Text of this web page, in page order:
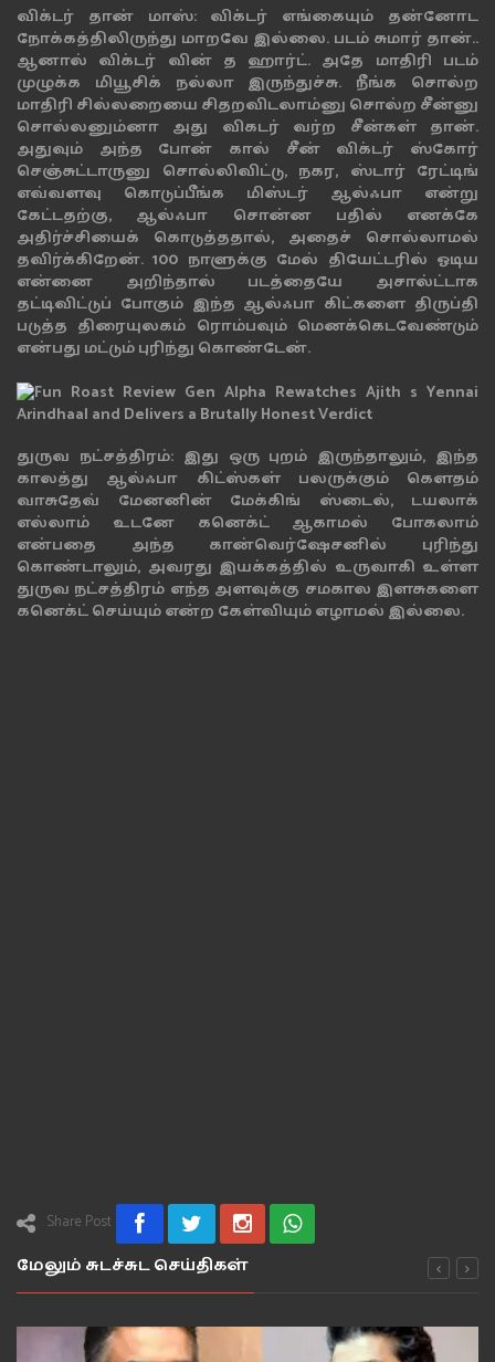
விக்டர் தான் மாஸ்: விக்டர் எங்கையும் தன்னோட
நோக்கத்திலிருந்து மாறவே இல்லை. படம் சுமார் தான்..
ஆனால் விக்டர் வின் த ஹார்ட். அதே மாதிரி படம்
முழுக்க மியூசிக் நல்லா இருந்துச்சு. நீங்க சொல்ற
மாதிரி சில்லறையை சிதறவிடலாம்னு சொல்ற சீன்னு
சொல்லனும்னா அது விகடர் வர்ற சீன்கள் தான்.
அதுவும் அந்த போன் கால் சீன் விக்டர் ஸ்கோர்
செஞ்சுட்டாருனு சொல்லிவிட்டு, நகர, ஸ்டார் ரேட்டிங்
எவ்வளவு கொடுப்பீங்க மிஸ்டர் ஆல்ஃபா என்று
கேட்டதற்கு, ஆல்ஃபா சொன்ன பதில் எனக்கே
அதிர்ச்சியைக் கொடுத்ததால், அதைச் சொல்லாமல்
தவிர்க்கிறேன். 100 நாளுக்கு மேல் தியேட்டரில் ஓடிய
என்னை அறிந்தால் படத்தையே அசால்ட்டாக
தட்டிவிட்டுப் போகும் இந்த ஆல்ஃபா கிட்களை திருப்தி
படுத்த திரையுலகம் ரொம்பவும் மெனக்கெடவேண்டும்
என்பது மட்டும் புரிந்து கொண்டேன்.
துருவ நட்சத்திரம்: இது ஒரு புறம் இருந்தாலும், இந்த
காலத்து ஆல்ஃபா கிட்ஸ்கள் பலருக்கும் கௌதம்
வாசுதேவ் மேனனின் மேக்கிங் ஸ்டைல், டயலாக்
எல்லாம் உடனே கனெக்ட் ஆகாமல் போகலாம்
என்பதை அந்த கான்வெர்ஷேசனில் புரிந்து
கொண்டாலும், அவரது இயக்கத்தில் உருவாகி உள்ள
துருவ நட்சத்திரம் எந்த அளவுக்கு சமகால இளசுகளை
கனெக்ட் செய்யும் என்ற கேள்வியும் எழாமல் இல்லை.
Share Post
மேலும் சுடச்சுட செய்திகள்